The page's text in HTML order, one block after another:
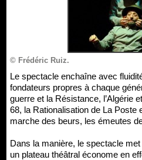
© Frédéric Ruiz.
Le spectacle enchaîne avec fluidité et rythme les mythes
fondateurs propres à chaque
guerre et la Résistance, l’Algérie
68, la Rationalisation de La Poste
marche des beurs, les émeutes
Dans la manière, le spectacle
un plateau théâtral économe en